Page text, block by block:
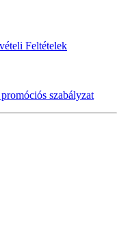
Feltételek
szabályzat